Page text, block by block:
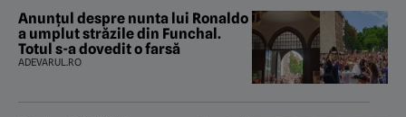
Anunțul despre nunta lui Ronaldo
a umplut străzile din Funchal.
Totul s-a dovedit o farsă
ADEVARUL.RO